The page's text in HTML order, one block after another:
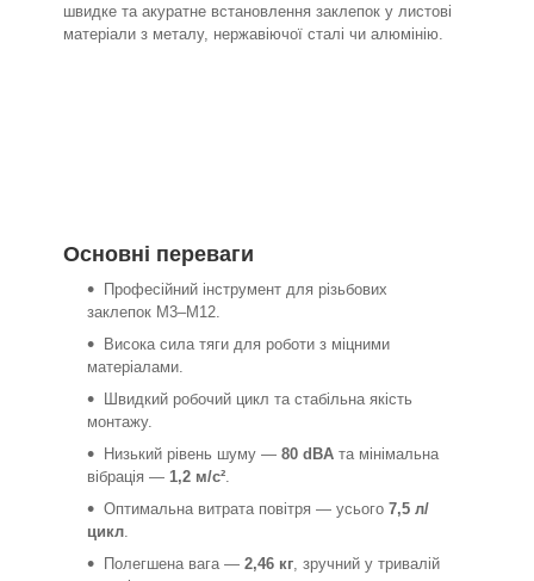
швидке та акуратне встановлення заклепок у листові
матеріали з металу, нержавіючої сталі чи алюмінію.
Основні переваги
Професійний інструмент для різьбових
заклепок M3–M12.
Висока сила тяги для роботи з міцними
матеріалами.
Швидкий робочий цикл та стабільна якість
монтажу.
Низький рівень шуму — 80 dBA та мінімальна
вібрація — 1,2 м/с²
Оптимальна витрата повітря — усього 7,5 л/
цикл
Полегшена вага — 2,46 кг , зручний у тривалій